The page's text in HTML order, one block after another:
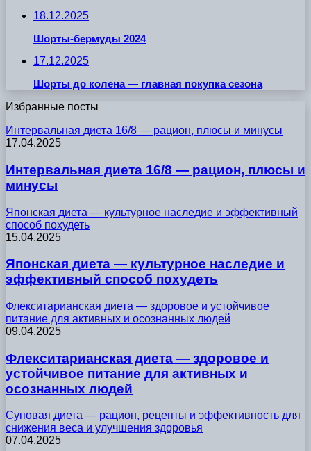
18.12.2025
Шорты-бермуды 2024
17.12.2025
Шорты до колена — главная покупка сезона
Избранные посты
Интервальная диета 16/8 — рацион, плюсы и минусы
17.04.2025
Интервальная диета 16/8 — рацион, плюсы и
минусы
Японская диета — культурное наследие и эффективный
способ похудеть
15.04.2025
Японская диета — культурное наследие и
эффективный способ похудеть
Флекситарианская диета — здоровое и устойчивое
питание для активных и осознанных людей
09.04.2025
Флекситарианская диета — здоровое и
устойчивое питание для активных и
осознанных людей
Суповая диета — рацион, рецепты и эффективность для
снижения веса и улучшения здоровья
07.04.2025